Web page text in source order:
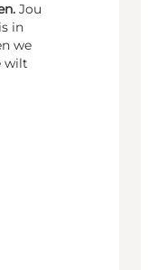
Jou
in
we
wilt